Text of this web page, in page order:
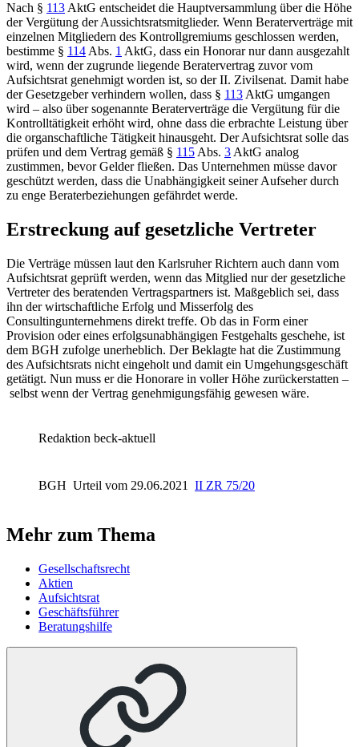
Nach § 113 AktG entscheidet die Hauptversammlung über die Höhe
der Vergütung der Aussichtsratsmitglieder. Wenn Beraterverträge mit
einzelnen Mitgliedern des Kontrollgremiums geschlossen werden,
bestimme § 114 Abs. 1 AktG, dass ein Honorar nur dann ausgezahlt
wird, wenn der zugrunde liegende Beratervertrag zuvor vom
Aufsichtsrat genehmigt worden ist, so der II. Zivilsenat. Damit habe
der Gesetzgeber verhindern wollen, dass § 113 AktG umgangen
wird – also über sogenannte Beraterverträge die Vergütung für die
Kontrolltätigkeit erhöht wird, ohne dass die erbrachte Leistung über
die organschaftliche Tätigkeit hinausgeht. Der Aufsichtsrat solle das
prüfen und dem Vertrag gemäß § 115 Abs. 3 AktG analog
zustimmen, bevor Gelder fließen. Das Unternehmen müsse davor
geschützt werden, dass die Unabhängigkeit seiner Aufseher durch
zu enge Beraterbeziehungen gefährdet werde.
Erstreckung auf gesetzliche Vertreter
Die Verträge müssen laut den Karlsruher Richtern auch dann vom
Aufsichtsrat geprüft werden, wenn das Mitglied nur der gesetzliche
Vertreter des beratenden Vertragspartners ist. Maßgeblich sei, dass
ihn der wirtschaftliche Erfolg und Misserfolg des
Consultingunternehmens direkt treffe. Ob das in Form einer
Provision oder eines erfolgsunabhängigen Festgehalts geschehe, ist
dem BGH zufolge unerheblich. Der Beklagte hat die Zustimmung
des Aufsichtsrats nicht eingeholt und damit ein Umgehungsgeschäft
getätigt. Nun muss er die Honorare in voller Höhe zurückerstatten –
selbst wenn der Vertrag genehmigungsfähig gewesen wäre.
Redaktion beck-aktuell
BGH Urteil vom 29.06.2021 II ZR 75/20
Mehr zum Thema
Gesellschaftsrecht
Aktien
Aufsichtsrat
Geschäftsführer
Beratungshilfe